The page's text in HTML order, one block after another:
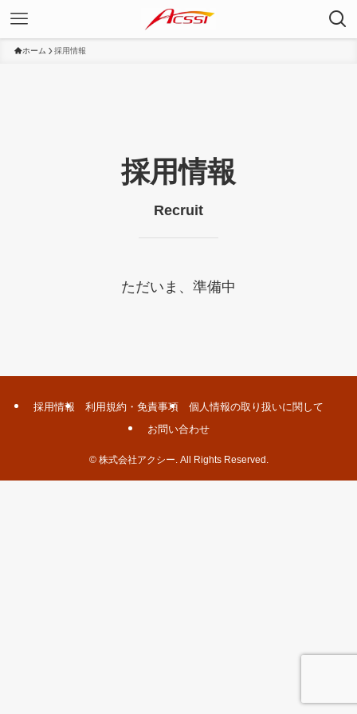
ホーム 採用情報
採用情報
Recruit
ただいま、準備中
採用情報 利用規約・免責事項
個人情報の取り扱いに関して
お問い合わせ
©株式会社アクシー. All Rights Reserved.